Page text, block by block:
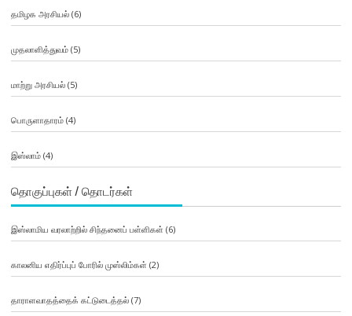
தமிழக அரசியல்(6)
முதலாளித்துவம்(5)
மாற்று அரசியல்(5)
பொருளாதாரம்(4)
இஸ்லாம்(4)
தொகுப்புகள் / தொடர்கள்
இஸ்லாமிய வரலாற்றில் சிந்தனைப் பள்ளிகள் (6)
காலனிய எதிர்ப்புப் போரில் முஸ்லிம்கள் (2)
தாராளவாதத்தைக் கட்டுடைத்தல்(7)